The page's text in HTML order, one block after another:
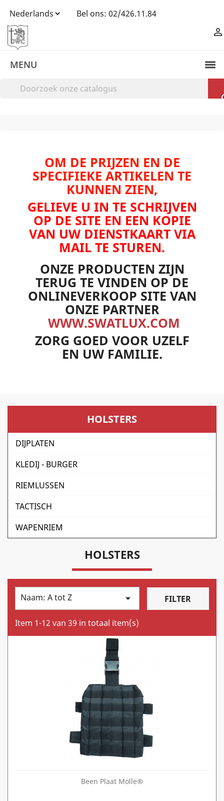
Bel ons: 02/426.11.84

MENU
OM DE PRIJZEN EN DE
SPECIFIEKE ARTIKELEN TE
KUNNEN ZIEN,
GELIEVE U IN TE SCHRIJVEN
OP DE SITE EN EEN KOPIE
VAN UW DIENSTKAART VIA
MAIL TE STUREN.
ONZE PRODUCTEN ZIJN
TERUG TE VINDEN OP DE
ONLINEVERKOOP SITE VAN
ONZE PARTNER
WWW.SWATLUX.COM
ZORG GOED VOOR UZELF
EN UW FAMILIE.
HOLSTERS
DIJPLATEN
KLEDIJ - BURGER
RIEMLUSSEN
TACTISCH
WAPENRIEM
HOLSTERS
Naam: A tot Z  FILTER
Item 1-12 van 39 in totaal item(s)
Been Plaat Molle®